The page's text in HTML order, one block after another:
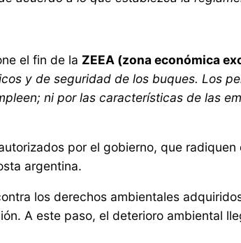
el fin de la ZEEA (zona económica
y de seguridad de los buques. Los
ni por las características de las
por el gobierno, que
argentina.
los derechos ambientales
A este paso, el deterioro ambiental